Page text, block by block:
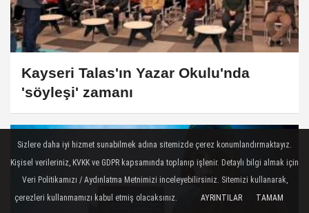
Kayseri Talas'ın Yazar Okulu'nda
'söyleşi' zamanı
Sizlere daha iyi hizmet sunabilmek adına sitemizde çerez konumlandırmaktayız.
Kişisel verileriniz, KVKK ve GDPR kapsamında toplanıp işlenir. Detaylı bilgi almak için
Veri Politikamızı / Aydınlatma Metnimizi inceleyebilirsiniz. Sitemizi kullanarak,
çerezleri kullanmamızı kabul etmiş olacaksınız.
AYRINTILAR TAMAM